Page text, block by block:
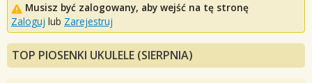
Musisz być zalogowany, aby wejść na tę stronę
Zaloguj lub Zarejestruj
TOP PIOSENKI UKULELE (SIERPNIA)